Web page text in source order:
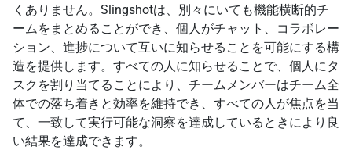
くありません。Slingshotは、別々にいても機能横断的チ
ームをまとめることができ、個人がチャット、コラボレー
ション、進捗について互いに知らせることを可能にする構
造を提供します。すべての人に知らせることで、個人にタ
スクを割り当てることにより、チームメンバーはチーム全
体での落ち着きと効率を維持でき、すべての人が焦点を当
て、一致して実行可能な洞察を達成しているときにより良
い結果を達成できます。